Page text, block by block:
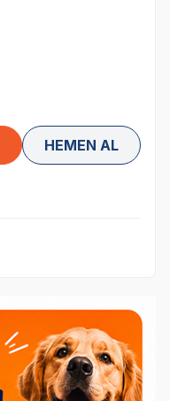
HEMEN AL